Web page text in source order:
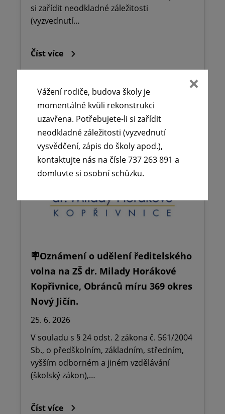
si zařídit neodkladné záležitosti
(vyzvednutí…
Číst více
🪧Oznámení o udělení ředitelského
volna na ZŠ dr. Milady Horákové
Kopřivnice, Obránců míru 369 okres
Nový Jičín.
25. 6. 2026
V souladu s § 24 odst. 2 zákona č. 561/2004
Sb., o předškolním, základním, středním,
vyšším odborném a jiném vzdělávání
(školský zákon),…
Číst více
Vážení rodiče, budova školy je
momentálně kvůli rekonstrukci
uzavřena. Potřebujete-li si zařídit
neodkladné záležitosti (vyzvednutí
vysvědčení, zápis do školy apod.),
kontaktujte nás na čísle 737 263 891 a
domluvte si osobní schůzku.